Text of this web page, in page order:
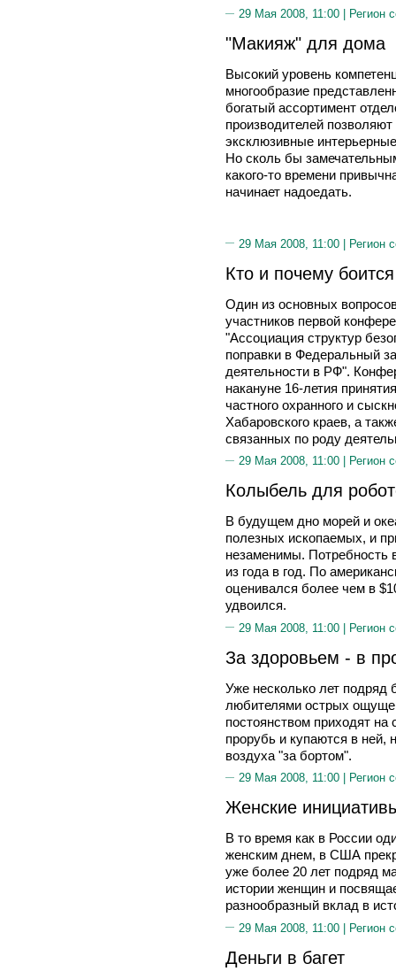
29 Мая 2008, 11:00 | Регион
"Макияж" для дома
Высокий уровень
многообразие
богатый ассортимент
производителей
эксклюзивные
Но сколь бы
какого-то времени
начинает надоедать.
29 Мая 2008, 11:00 | Регион
Кто и почему
Один из основных
участников первой
"Ассоциация структур
поправки в Федеральный
деятельности в РФ".
накануне 16-летия
частного охранного и
Хабаровского краев, а
связанных по роду
29 Мая 2008, 11:00 | Регион
Колыбель для
В будущем дно морей и
полезных ископаемых, и
незаменимы. Потребность
из года в год. По
оценивался более чем в
удвоился.
29 Мая 2008, 11:00 | Регион
За здоровьем - в
Уже несколько лет
любителями острых
постоянством приходят
прорубь и купаются в ней,
воздуха "за бортом".
29 Мая 2008, 11:00 | Регион
Женские
В то время как в России
женским днем, в США
уже более 20 лет подряд
истории женщин и
разнообразный вклад в
29 Мая 2008, 11:00 | Регион
Деньги в багет